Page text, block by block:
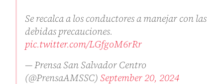
Se recalca a los conductores a manejar con las
debidas precauciones.
pic.twitter.com/LGfgoM6rRr
— Prensa San Salvador Centro
(@PrensaAMSSC) September 20, 2024